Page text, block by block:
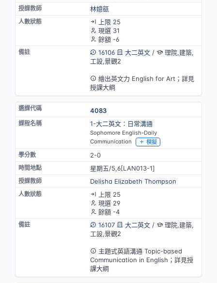
林嬑㼸
上限 25
現選 31
餘額 -6
16106
大二英文/
理院,建築,
工設,景觀2
繪出英文力 English for Art；詳見
授課大綱
4083
1-大二英文：日常溝通
Sophomore English-Daily
Communication
模擬
2-0
星期五/5,6[LAN013-1]
Delisha Elizabeth Thompson
上限 25
現選 29
餘額 -4
16107
大二英文/
理院,建築,
工設,景觀2
主題式英語溝通 Topic-based
Communication in English；詳見授
課大綱